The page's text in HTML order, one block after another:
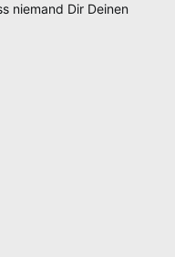
niemand Dir Deinen